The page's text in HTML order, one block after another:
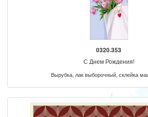
0320.353
С Днем Рождения!
Вырубка, лак выборочный, склейка